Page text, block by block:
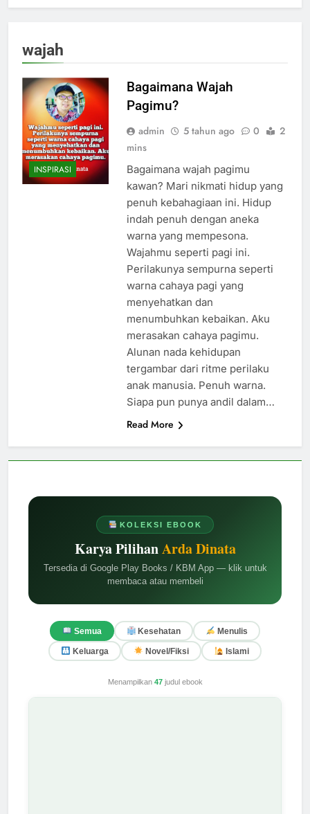
KOLEKSI EBOOK
Karya PilihanArda Dinata
Tersedia di Google Play Books / KBM App — klik untuk
membaca atau membeli
Semua Kesehatan Menulis
Keluarga Novel/Fiksi Islami
Menampilkan 47judul ebook
wajah
INSPIRASI
Bagaimana Wajah
Pagimu?
admin 5 tahun ago 0
2
mins
Bagaimana wajah pagimu
kawan? Mari nikmati hidup yang
penuh kebahagiaan ini. Hidup
indah penuh dengan aneka
warna yang mempesona.
Wajahmu seperti pagi ini.
Perilakunya sempurna seperti
warna cahaya pagi yang
menyehatkan dan
menumbuhkan kebaikan. Aku
merasakan cahaya pagimu.
Alunan nada kehidupan
tergambar dari ritme perilaku
anak manusia. Penuh warna.
Siapa pun punya andil dalam…
Read More